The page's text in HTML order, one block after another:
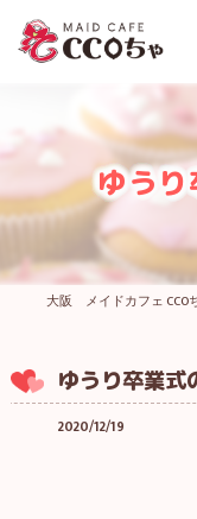
ゆう
ゆうり卒業式
2020/12/19